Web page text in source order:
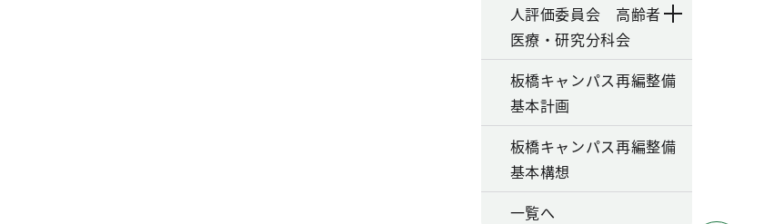
人評価委員会 高齢者
医療・研究分科会
板橋キャンパス再編整備
基本計画
板橋キャンパス再編整備
基本構想
一覧へ